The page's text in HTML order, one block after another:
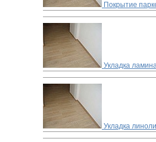
Покрытие
Укладка
Укладка